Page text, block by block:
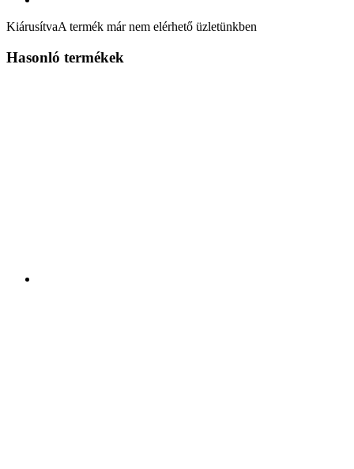
KiárusítvaA termék már nem elérhető üzletünkben
Hasonló termékek